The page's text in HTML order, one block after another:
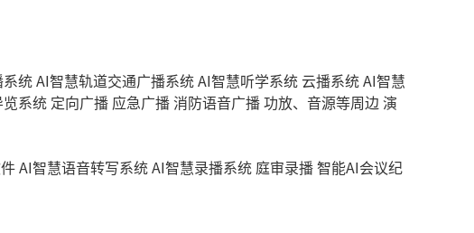
统AI智慧轨道交通广播系统AI智慧听学系统 云播系统AI智慧
系统 定向广播 应急广播消防语音广播功放、音源等周边演
AI智慧语音转写系统AI智慧录播系统 庭审录播智能AI会议纪